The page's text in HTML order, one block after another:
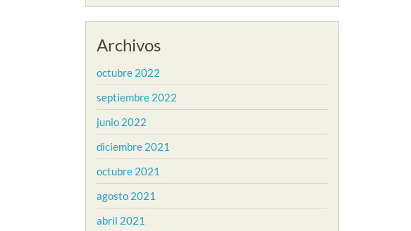
Archivos
octubre 2022
septiembre 2022
junio 2022
diciembre 2021
octubre 2021
agosto 2021
abril 2021